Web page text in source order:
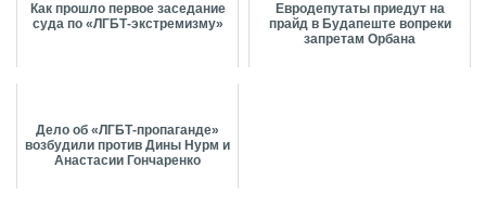
Как прошло первое заседание
суда по «ЛГБТ-экстремизму»
Евродепутаты приедут на
прайд в Будапеште вопреки
запретам Орбана
Дело об «ЛГБТ-пропаганде»
возбудили против Дины Нурм и
Анастасии Гончаренко